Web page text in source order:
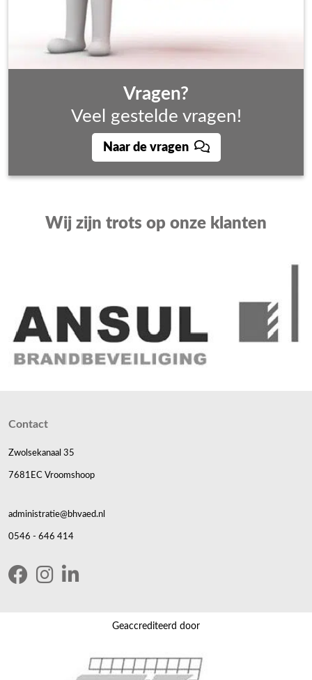
Vragen?
Veel gestelde vragen!
Naar de vragen
Wij zijn trots op onze klanten
Contact
Zwolsekanaal 35
7681EC Vroomshoop
administratie@bhvaed.nl
0546 - 646 414
Geaccrediteerd door